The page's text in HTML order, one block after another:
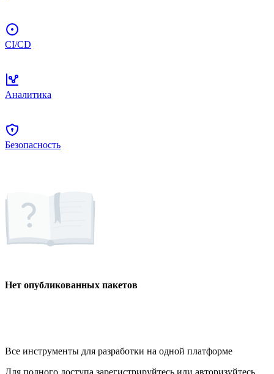
CI/CD
Аналитика
Безопасность
Нет опубликованных пакетов
Все инструменты для разработки на одной платформе
Для полного доступа зарегистрируйтесь или авторизуйтесь